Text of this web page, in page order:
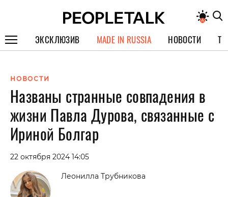
ЭКСКЛЮЗИВ
СПЕЦПРОЕКТЫ
ИНТЕРВЬЮ
ПОКОЛЕНИЕ
MADE IN RUSSIA НОВОСТИ
НОВОСТИ
Названы странные совпадения в
жизни Павла Дурова, связанные с
Ириной Болгар
22 октября 2024 14:05
Леонилла Трубникова